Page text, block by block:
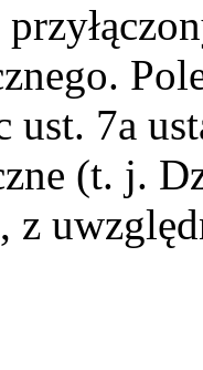
ust. 7a
(t. j.
z